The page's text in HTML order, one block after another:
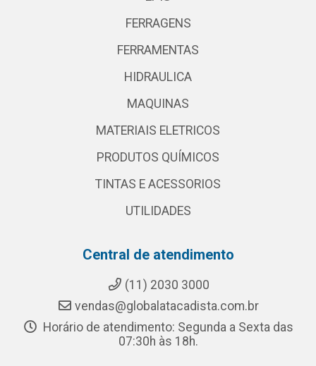
FERRAGENS
FERRAMENTAS
HIDRAULICA
MAQUINAS
MATERIAIS ELETRICOS
PRODUTOS QUÍMICOS
TINTAS E ACESSORIOS
UTILIDADES
Central de atendimento
(11) 2030 3000
vendas@globalatacadista.com.br
Horário de atendimento: Segunda a Sexta das
07:30h às 18h.